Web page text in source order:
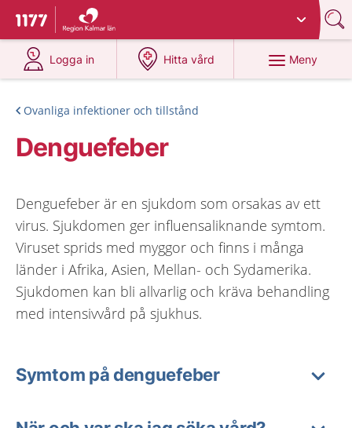
Till startsidan för 1177
Du har valt region
Logga in
på 1177.se
Hitta vård
på 1177.se
Meny
Ovanliga infektioner och tillstånd
Denguefeber
Denguefeber är en sjukdom som orsakas av ett
virus. Sjukdomen ger influensaliknande symtom.
Viruset sprids med myggor och finns i många
länder i Afrika, Asien, Mellan- och Sydamerika.
Sjukdomen kan bli allvarlig och kräva behandling
med intensivvård på sjukhus.
Symtom på denguefeber